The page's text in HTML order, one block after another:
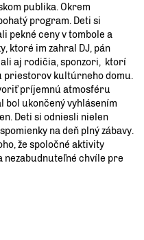
publika. Okrem
program. Deti si
pekné ceny v tombole a
ktoré im zahral DJ, pán
aj rodičia, sponzori, ktorí
priestorov kultúrneho domu.
príjemnú atmosféru
bol ukončený vyhlásením
Deti si odniesli nielen
na deň plný zábavy.
že spoločné aktivity
nezabudnuteľné chvíle pre